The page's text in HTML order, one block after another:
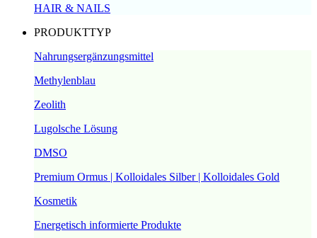
HAIR & NAILS
PRODUKTTYP
Nahrungsergänzungsmittel
Methylenblau
Zeolith
Lugolsche Lösung
DMSO
Premium Ormus | Kolloidales Silber | Kolloidales Gold
Kosmetik
Energetisch informierte Produkte